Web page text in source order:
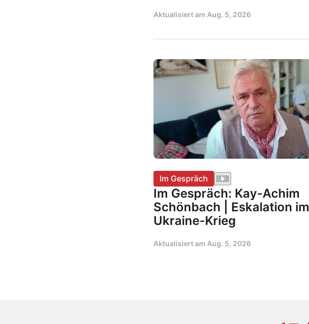
Aktualisiert am Aug. 5, 2026
Im Gespräch
Im Gespräch: Kay-Achim
Schönbach | Eskalation im
Ukraine-Krieg
Aktualisiert am Aug. 5, 2026